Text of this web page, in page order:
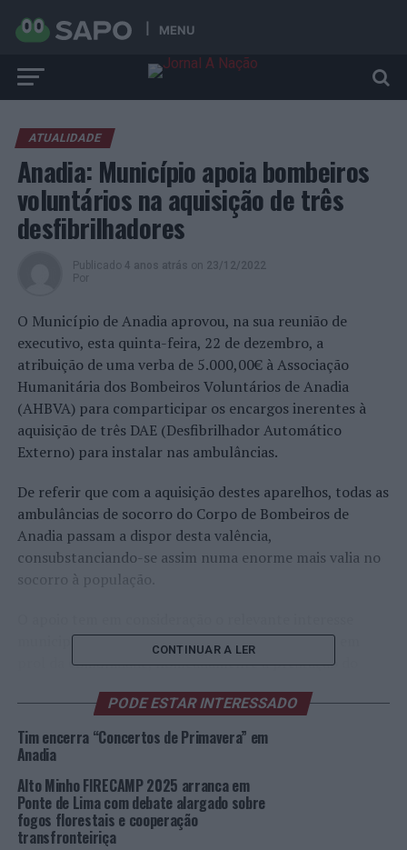
MENU
ATUALIDADE
Anadia: Município apoia bombeiros
voluntários na aquisição de três
desfibrilhadores
Publicado 4 anos atrás on 23/12/2022
Por
O Município de Anadia aprovou, na sua reunião de
executivo, esta quinta-feira, 22 de dezembro, a
atribuição de uma verba de 5.000,00€ à Associação
Humanitária dos Bombeiros Voluntários de Anadia
(AHBVA) para comparticipar os encargos inerentes à
aquisição de três DAE (Desfibrilhador Automático
Externo) para instalar nas ambulâncias.
De referir que com a aquisição destes aparelhos, todas as
ambulâncias de socorro do Corpo de Bombeiros de
Anadia passam a dispor desta valência,
consubstanciando-se assim numa enorme mais valia no
socorro à população.
municipal da atividade desenvolvida pela AHBVA em
prol da comunidade, nomeadamente a prestação do
DESTAQUE
PROTEÇÃO CIVIL
PRÓXIMO
Identificados autores do vandalismo em escola de
CONTINUAR A LER
PODE ESTAR INTERESSADO
Tim encerra “Concertos de Primavera” em
Anadia
Alto Minho FIRECAMP 2025 arranca em
Ponte de Lima com debate alargado sobre
fogos florestais e cooperação
transfronteiriça